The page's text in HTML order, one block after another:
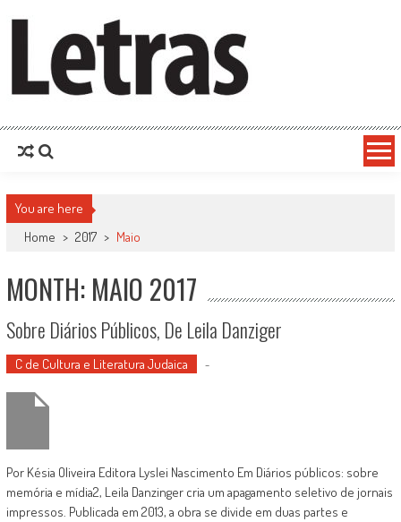
You are here
Home > 2017 > Maio
MONTH: MAIO 2017
Sobre Diários Públicos, De Leila Danziger
C de Cultura e Literatura Judaica -
Por Késia Oliveira Editora Lyslei Nascimento Em Diários públicos: sobre
memória e mídia2, Leila Danzinger cria um apagamento seletivo de jornais
impressos. Publicada em 2013, a obra se divide em duas partes e